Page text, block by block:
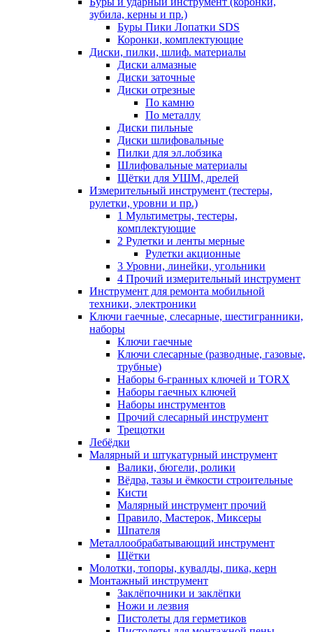
зубила, керны и пр.)
Буры Пики Лопатки SDS
Коронки, комплектующие
Диски, пилки, шлиф. материалы
Диски алмазные
Диски заточные
Диски отрезные
По камню
По металлу
Диски пильные
Диски шлифовальные
Пилки для эл.лобзика
Шлифовальные материалы
Щётки для УШМ, дрелей
Измерительный инструмент (тестеры,
рулетки, уровни и пр.)
1 Мультиметры, тестеры,
комплектующие
2 Рулетки и ленты мерные
Рулетки акционные
3 Уровни, линейки, угольники
4 Прочий измерительный инструмент
Инструмент для ремонта мобильной
техники, электроники
Ключи гаечные, слесарные, шестигранники,
наборы
Ключи гаечные
Ключи слесарные (разводные, газовые,
трубные)
Наборы 6-гранных ключей и TORX
Наборы гаечных ключей
Наборы инструментов
Прочий слесарный инструмент
Трещотки
Лебёдки
Малярный и штукатурный инструмент
Валики, бюгели, ролики
Вёдра, тазы и ёмкости строительные
Кисти
Малярный инструмент прочий
Правило, Мастерок, Миксеры
Шпателя
Металлообрабатывающий инструмент
Щётки
Молотки, топоры, кувалды, пика, керн
Монтажный инструмент
Заклёпочники и заклёпки
Ножи и лезвия
Пистолеты для герметиков